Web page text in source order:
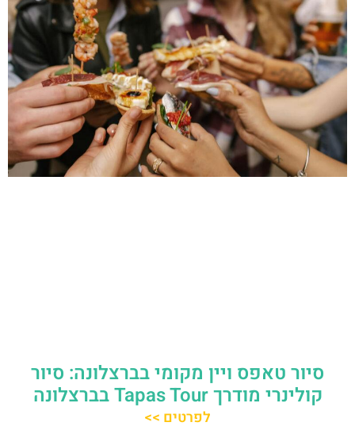
סיור טאפס ויין מקומי בברצלונה: סיור
קולינרי מודרך Tapas Tour בברצלונה
לפרטים >>